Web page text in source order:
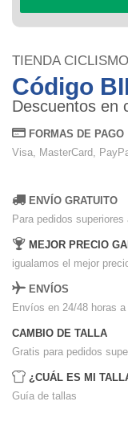
TIENDA
Código
Descuentos en
FORMAS DE PAGO
Visa, MasterCard,
ENVÍO GRATUITO
Para pedidos superiores
MEJOR PRECIO
igualamos el mejor
ENVÍOS
Envíos en 24/48 horas
CAMBIO DE TALLA
Gratis para pedidos
¿CUÁL ES MI
Guía de tallas